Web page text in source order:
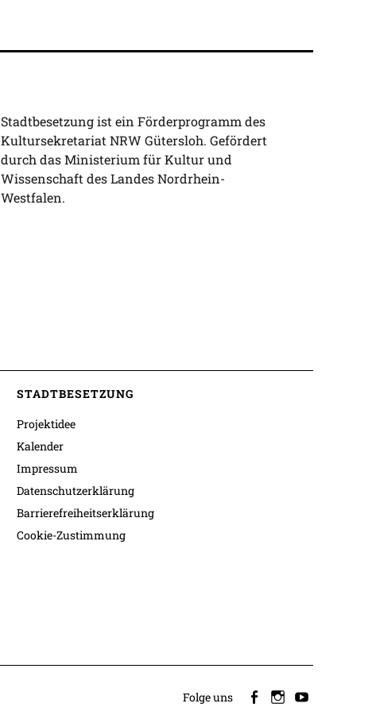
Stadtbesetzung ist ein Förderprogramm des
Kultursekretariat NRW Gütersloh. Gefördert
durch das Ministerium für Kultur und
Wissenschaft des Landes Nordrhein-
Westfalen.
STADTBESETZUNG
Projektidee
Kalender
Impressum
Datenschutzerklärung
Barrierefreiheitserklärung
Cookie-Zustimmung
Folge uns